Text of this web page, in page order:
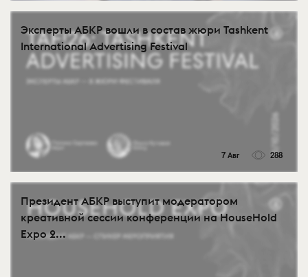
Эксперты АБКР вошли в состав жюри Tashkent
International Advertising Festival
7 Авг 288
Президент АБКР выступит модератором
креативной сессии конференции на HouseHold
Expo 2...